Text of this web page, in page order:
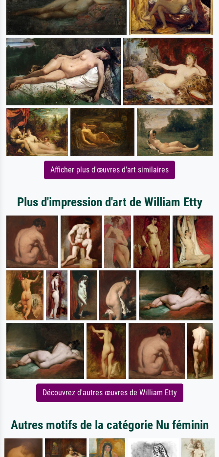
Afficher plus d'œuvres d'art similaires
Plus d'impression d'art de William Etty
Découvrez d'autres œuvres de William Etty
Autres motifs de la catégorie Nu féminin